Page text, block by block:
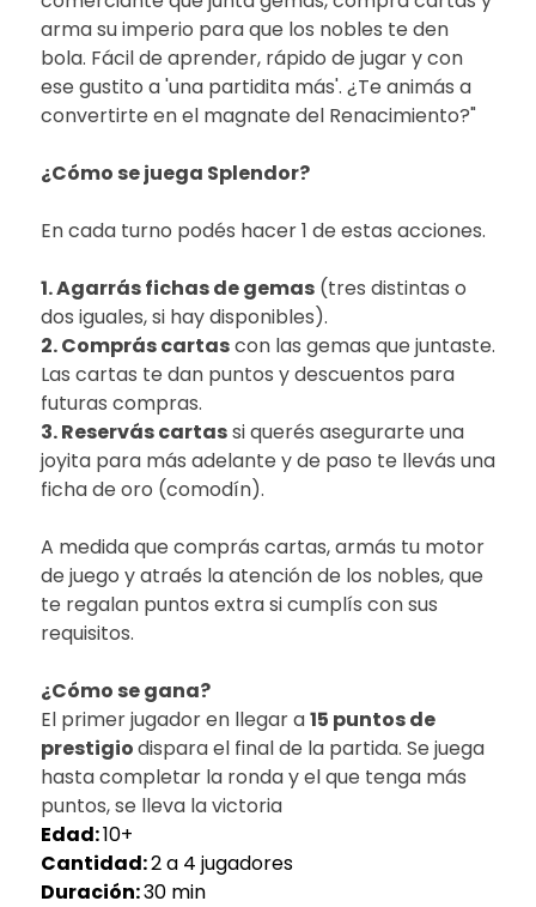
arma su imperio para que los nobles te den
bola. Fácil de aprender, rápido de jugar y con
ese gustito a 'una partidita más'. ¿Te animás a
convertirte en el magnate del Renacimiento?"
¿Cómo se juega Splendor?
En cada turno podés hacer 1 de estas acciones.
1. Agarrás fichas de gemas(tres distintas o
dos iguales, si hay disponibles).
2. Comprás cartascon las gemas que juntaste.
Las cartas te dan puntos y descuentos para
futuras compras.
3. Reservás cartassi querés asegurarte una
joyita para más adelante y de paso te llevás una
ficha de oro (comodín).
A medida que comprás cartas, armás tu motor
de juego y atraés la atención de los nobles, que
te regalan puntos extra si cumplís con sus
requisitos.
¿Cómo se gana?
El primer jugador en llegar a15 puntos de
prestigiodispara el final de la partida. Se juega
hasta completar la ronda y el que tenga más
puntos, se lleva la victoria
Edad:10+
Cantidad:2 a 4 jugadores
Duración:30 min